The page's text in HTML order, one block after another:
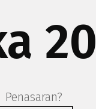
20
Penasaran?